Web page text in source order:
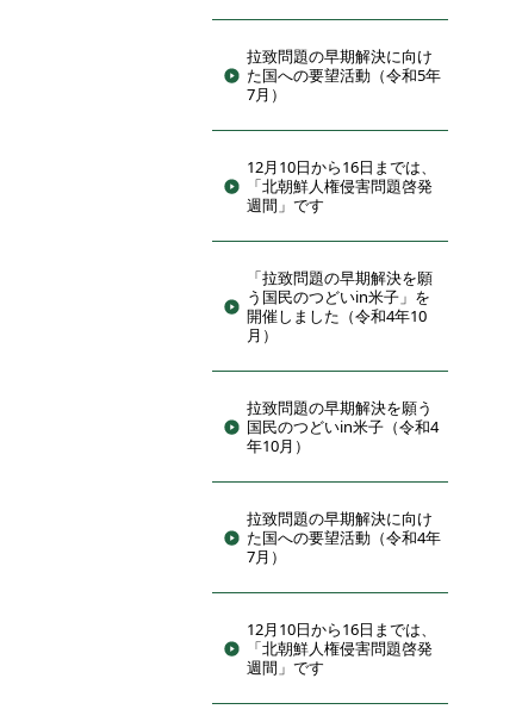
拉致問題の早期解決に向け
た国への要望活動（令和5年
7月）
12月10日から16日までは、
「北朝鮮人権侵害問題啓発
週間」です
「拉致問題の早期解決を願
う国民のつどいin米子」を
開催しました（令和4年10
月）
拉致問題の早期解決を願う
国民のつどいin米子（令和4
年10月）
拉致問題の早期解決に向け
た国への要望活動（令和4年
7月）
12月10日から16日までは、
「北朝鮮人権侵害問題啓発
週間」です